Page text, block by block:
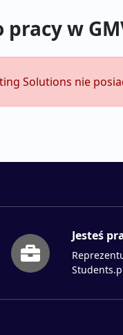
pracy w
Solutions nie
Jesteś